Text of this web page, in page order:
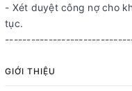
- Xét duyệt công nợ cho
tục.
GIỚI THIỆU